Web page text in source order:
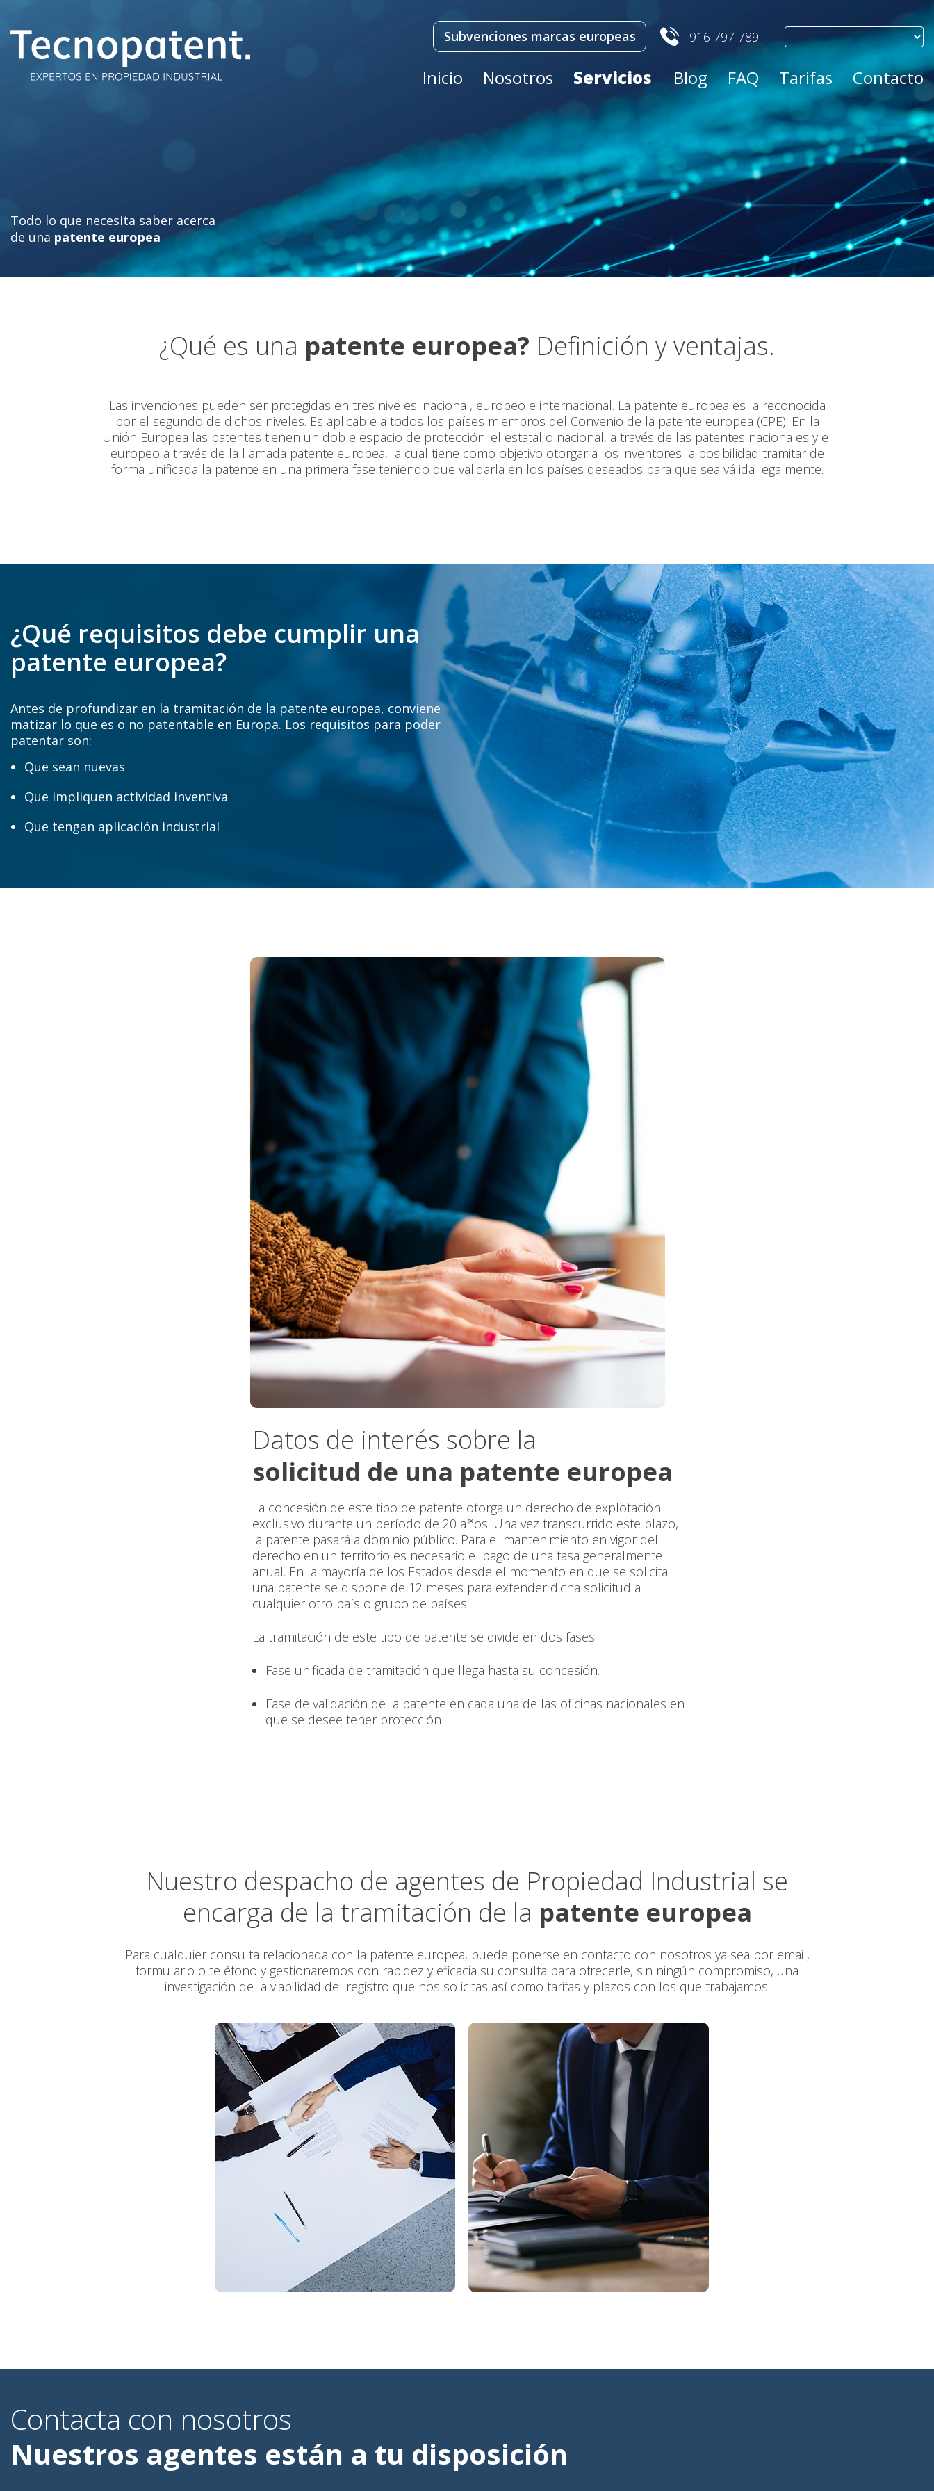
content
Subvenciones marcas europeas 916 797 789
Inicio Nosotros Servicios Blog FAQ Tarifas Contacto
Todo lo que necesita saber acerca
de una patente europea
¿Qué es una patente europea? Definición y ventajas.
Las invenciones pueden ser protegidas en tres niveles: nacional, europeo e internacional. La patente europea es la reconocida
por el segundo de dichos niveles. Es aplicable a todos los países miembros del Convenio de la patente europea (CPE). En la
Unión Europea las patentes tienen un doble espacio de protección: el estatal o nacional, a través de las patentes nacionales y el
europeo a través de la llamada patente europea, la cual tiene como objetivo otorgar a los inventores la posibilidad tramitar de
forma unificada la patente en una primera fase teniendo que validarla en los países deseados para que sea válida legalmente.
¿Qué requisitos debe cumplir una
patente europea?
Antes de profundizar en la tramitación de la patente europea, conviene
matizar lo que es o no patentable en Europa. Los requisitos para poder
patentar son:
Que sean nuevas
Que impliquen actividad inventiva
Que tengan aplicación industrial
Datos de interés sobre la
solicitud de una patente europea
La concesión de este tipo de patente otorga un derecho de explotación
exclusivo durante un período de 20 años. Una vez transcurrido este plazo,
la patente pasará a dominio público. Para el mantenimiento en vigor del
derecho en un territorio es necesario el pago de una tasa generalmente
anual. En la mayoría de los Estados desde el momento en que se solicita
una patente se dispone de 12 meses para extender dicha solicitud a
cualquier otro país o grupo de países.
La tramitación de este tipo de patente se divide en dos fases:
Fase unificada de tramitación que llega hasta su concesión.
Fase de validación de la patente en cada una de las oficinas nacionales en
que se desee tener protección
Nuestro despacho de agentes de Propiedad Industrial se
encarga de la tramitación de la patente europea
Para cualquier consulta relacionada con la patente europea, puede ponerse en contacto con nosotros ya sea por email,
formulario o teléfono y gestionaremos con rapidez y eficacia su consulta para ofrecerle, sin ningún compromiso, una
investigación de la viabilidad del registro que nos solicitas así como tarifas y plazos con los que trabajamos.
Contacta con nosotros
Nuestros agentes están a tu disposición